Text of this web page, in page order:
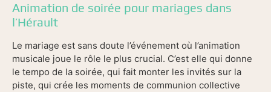
Animation de soirée pour mariages dans
l’Hérault
Le mariage est sans doute l’événement où l’animation
musicale joue le rôle le plus crucial. C’est elle qui donne
le tempo de la soirée, qui fait monter les invités sur la
piste, qui crée les moments de communion collective